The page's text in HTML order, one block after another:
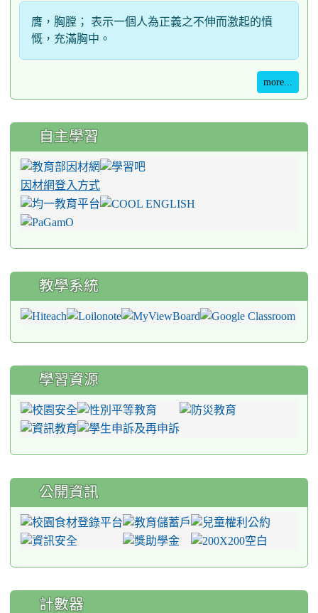
膺，胸膛； 表示一個人為正義之不伸而激起的憤
慨，充滿胸中。
more...
自主學習
因材網登入方式
教學系統
學習資源
公開資訊
計數器